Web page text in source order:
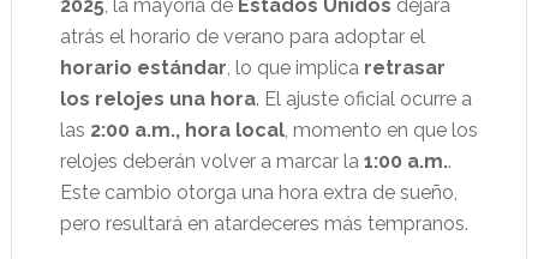
2025, la mayoría de Estados Unidos dejará
atrás el horario de verano para adoptar el
horario estándar, lo que implica retrasar
los relojes una hora. El ajuste oficial ocurre a
las 2:00 a.m., hora local, momento en que los
relojes deberán volver a marcar la 1:00 a.m..
Este cambio otorga una hora extra de sueño,
pero resultará en atardeceres más tempranos.